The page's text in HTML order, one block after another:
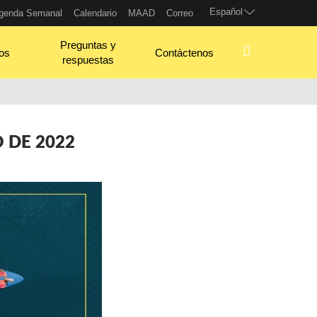
Español
Semanal Calendario MAAD Correo
Preguntas y
respuestas
Contáctenos
DE 2022